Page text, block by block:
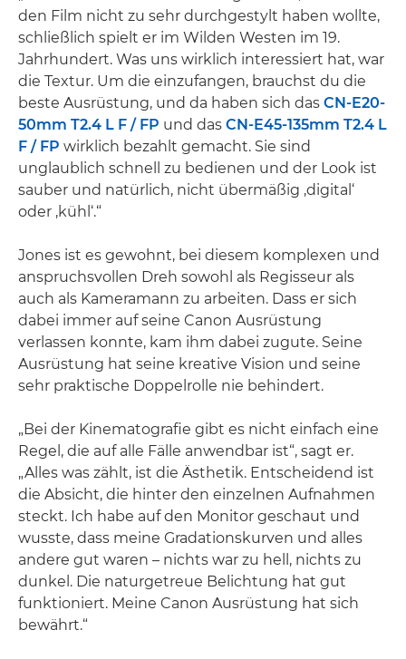
den Film nicht zu sehr durchgestylt haben wollte,
schließlich spielt er im Wilden Westen im 19.
Jahrhundert. Was uns wirklich interessiert hat, war
die Textur. Um die einzufangen, brauchst du die
beste Ausrüstung, und da haben sich das CN-E20-
50mm T2.4 L F / FP und das CN-E45-135mm T2.4 L
F / FP wirklich bezahlt gemacht. Sie sind
unglaublich schnell zu bedienen und der Look ist
sauber und natürlich, nicht übermäßig ‚digital‘
oder ‚kühl‘.“
Jones ist es gewohnt, bei diesem komplexen und
anspruchsvollen Dreh sowohl als Regisseur als
auch als Kameramann zu arbeiten. Dass er sich
dabei immer auf seine Canon Ausrüstung
verlassen konnte, kam ihm dabei zugute. Seine
Ausrüstung hat seine kreative Vision und seine
sehr praktische Doppelrolle nie behindert.
„Bei der Kinematografie gibt es nicht einfach eine
Regel, die auf alle Fälle anwendbar ist“, sagt er.
„Alles was zählt, ist die Ästhetik. Entscheidend ist
die Absicht, die hinter den einzelnen Aufnahmen
steckt. Ich habe auf den Monitor geschaut und
wusste, dass meine Gradationskurven und alles
andere gut waren – nichts war zu hell, nichts zu
dunkel. Die naturgetreue Belichtung hat gut
funktioniert. Meine Canon Ausrüstung hat sich
bewährt.“